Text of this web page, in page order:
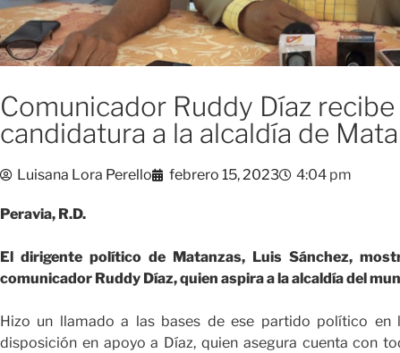
Comunicador Ruddy Díaz recibe
candidatura a la alcaldía de
Luisana Lora Perello febrero 15, 2023 4:04 pm
Peravia, R.D.
El dirigente político de Matanzas, Luis Sánchez,
comunicador Ruddy Díaz, quien aspira a la alcaldía del
Hizo un llamado a las bases de ese partido político
disposición en apoyo a Díaz, quien asegura cuenta con